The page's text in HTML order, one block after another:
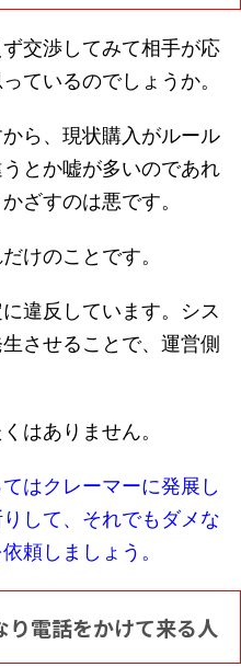
交渉してみて相手が応
ているのでしょうか。
ら、現状購入がルール
とか嘘が多いのであれ
ざすのは悪です。
けのことです。
違反しています。シス
させることで、運営側
はありません。
はクレーマーに発展し
して、それでもダメな
頼しましょう。
り電話をかけて来る人